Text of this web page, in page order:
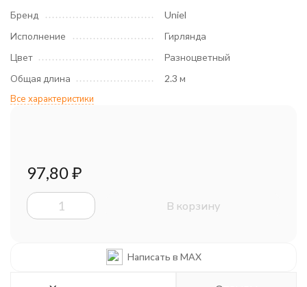
Бренд
Uniel
Исполнение
Гирлянда
Цвет
Разноцветный
Общая длина
2.3 м
Все характеристики
97,80₽
В корзину
Написать в MAX